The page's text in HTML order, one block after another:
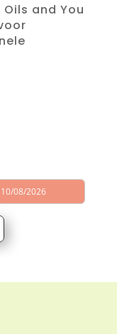
and You
08/2026